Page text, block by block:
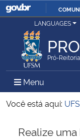
Ministério da Justiça e
Ministério da Defesa
Ministério das Relações
Ministério da Economia
LANGUAGES
Pró-
Menu Menu
Você está aqui:
Início do conteúdo
Realize uma